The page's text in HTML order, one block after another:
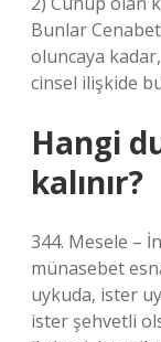
Bunlar
oluncaya
cinsel ilişkide
Hangi
kalınır?
344. Mesele –
münasebet
uykuda, ister
ister şehvetli